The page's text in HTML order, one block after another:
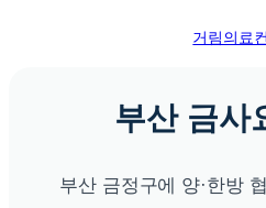
거림의료
부산 금사
부산 금정구에 양·한방